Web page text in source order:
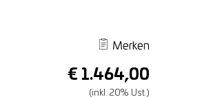
Merken
€ 1.464,00
(inkl. 20% Ust.)